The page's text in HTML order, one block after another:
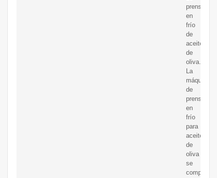
prensado
en
frío
de
aceite
de
oliva.
La
máquina
de
prensado
en
frío
para
aceite
de
oliva
se
compone